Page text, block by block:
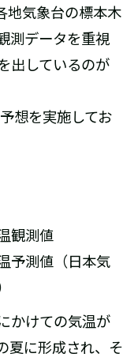
地気象台の標本木
測データを重視
出しているのが
想を実施してお
観測値
予測値（日本気
かけての気温が
夏に形成され、そ